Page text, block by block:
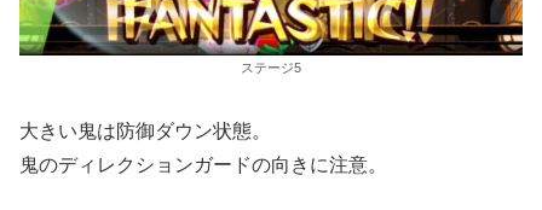
ステージ5
大きい鬼は防御ダウン状態。
鬼のディレクションガードの向きに注意。